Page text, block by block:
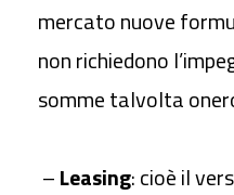
mercato nuove
non richiedono
somme talvolta
–Leasing: cioè il